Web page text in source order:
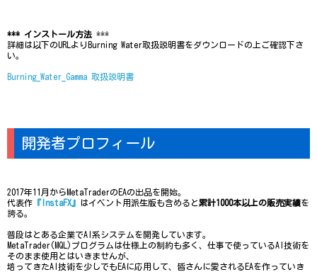
*** インストール方法 ***
詳細は以下のURLよりBurning Water取扱説明書をダウンロードの上ご確認下さ
い。
Burning_Water_Gamma 取扱説明書
開発者プロフィール
2017年11月からMetaTraderのEAの出品を開始。
代表作 『InstaFX』 はイベント用派生版も含めると累計1000本以上の販売実績を
誇る。
普段はとある企業でAI系システムを開発しています。
MetaTrader(MQL)プログラムは仕様上の制約も多く、仕事で使っているAI技術を
そのまま使用とはいきませんが、
培ってきたAI技術を少しでもEAに応用して、皆さんに愛されるEAを作っていき